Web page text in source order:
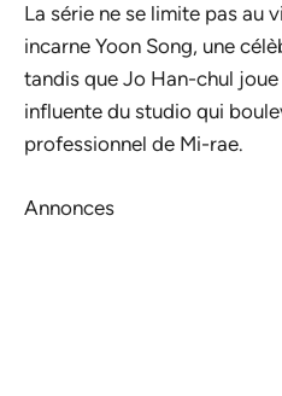
La série ne se limite pas au
incarne Yoon Song, une
tandis que Jo Han-chul
influente du studio qui
professionnel de Mi-rae.
Annonces